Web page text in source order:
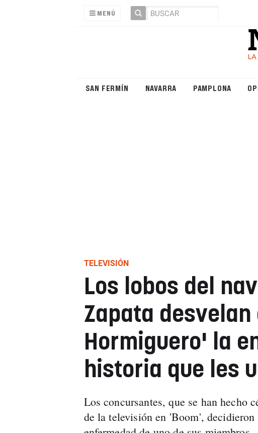
MENÚ
SAN FERMÍN NAVARRA PAMPLONA
TELEVISIÓN
Los lobos del
Zapata desvelan
Hormiguero' la
historia que les
Los concursantes, que se han hecho
de la televisión en 'Boom',